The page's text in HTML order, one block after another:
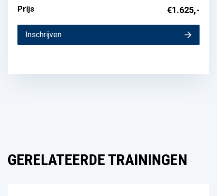
Prijs €1.625,-
Inschrijven
GERELATEERDE TRAININGEN